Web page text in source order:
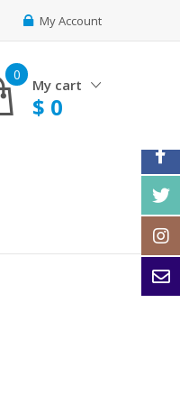
My Account
My cart
0
$ 0